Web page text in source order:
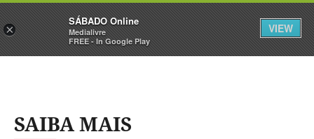
Sábado Assine Iniciar Sessão
SAIBA MAIS
×
SÁBADO Online
Medialivre
FREE - In Google Play
VIEW